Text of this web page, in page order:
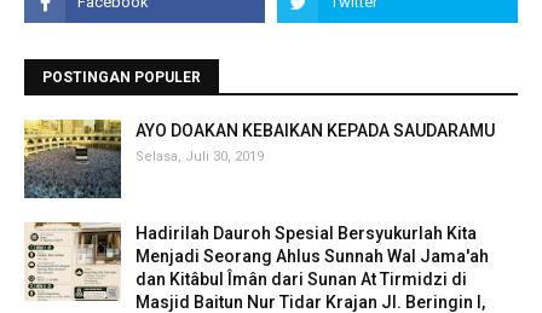
POSTINGAN POPULER
AYO DOAKAN KEBAIKAN KEPADA SAUDARAMU
Selasa, Juli 30, 2019
Hadirilah Dauroh Spesial Bersyukurlah Kita
Menjadi Seorang Ahlus Sunnah Wal Jama'ah
dan Kitâbul Îmân dari Sunan At Tirmidzi di
Masjid Baitun Nur Tidar Krajan Jl. Beringin I,